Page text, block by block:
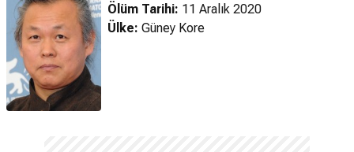
Ölüm Tarihi: 11 Aralık 2020
Ülke: Güney Kore